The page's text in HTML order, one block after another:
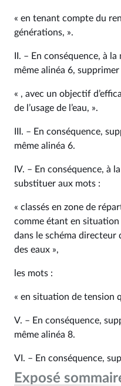
« en tenant compte du
générations, ».
II. – En conséquence, à
même alinéa 6,
« , avec un objectif
de l’usage de l’eau, ».
III. – En conséquence,
même alinéa 6.
IV. – En conséquence, à
substituer aux mots :
« classés en zone de
comme étant en
dans le schéma directeur
des eaux »,
les mots :
« en situation de tension
V. – En conséquence,
même alinéa 8.
VI. – En conséquence,
Exposé